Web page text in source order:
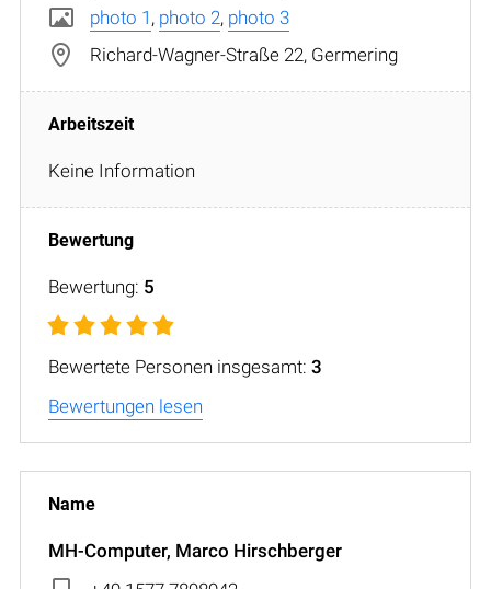
photo 1 , photo 2, photo 3
Richard-Wagner-Straße 22, Germering
Keine Information
Bewertung: 5
Bewertete Personen insgesamt: 3
Bewertungen lesen
MH-Computer, Marco Hirschberger